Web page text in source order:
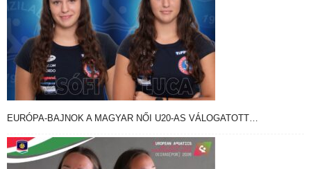
EURÓPA-BAJNOK A MAGYAR NŐI U20-AS VÁLOGATOTT…